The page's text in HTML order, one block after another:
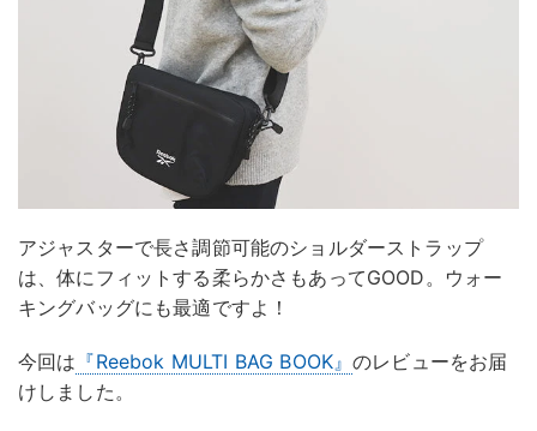
アジャスターで長さ調節可能のショルダーストラップ
は、体にフィットする柔らかさもあってGOOD。ウォー
キングバッグにも最適ですよ！
今回は 『Reebok MULTI BAG BOOK』のレビューをお届
けしました。